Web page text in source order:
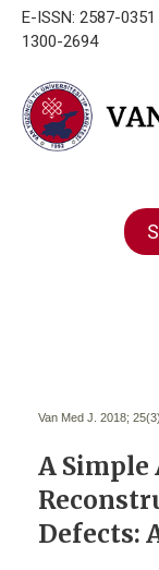
E-ISSN: 2587-0351
1300-2694
Van Med J. 2018;
A
Defects: